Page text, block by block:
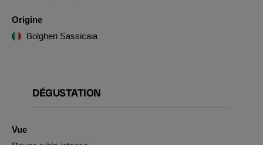
Origine
Bolgheri Sassicaia
DÉGUSTATION
Vue